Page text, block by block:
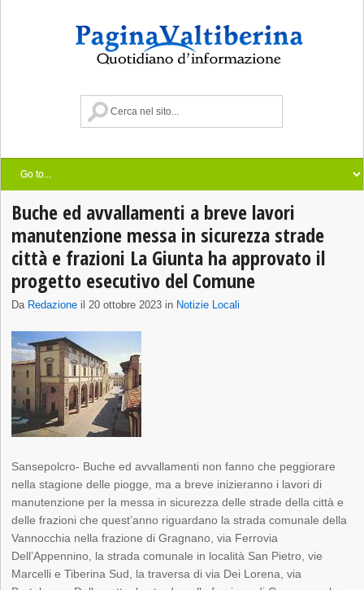
Buche ed avvallamenti a breve lavori
manutenzione messa in sicurezza strade
città e frazioni La Giunta ha approvato il
progetto esecutivo del Comune
Da Redazione il 20 ottobre 2023 in Notizie Locali
Sansepolcro- Buche ed avvallamenti non fanno che peggiorare
nella stagione delle piogge, ma a breve inizieranno i lavori di
manutenzione per la messa in sicurezza delle strade della città e
delle frazioni che quest’anno riguardano la strada comunale della
Vannocchia nella frazione di Gragnano, via Ferrovia
Dell’Appennino, la strada comunale in località San Pietro, vie
Marcelli e Tiberina Sud, la traversa di via Dei Lorena, via